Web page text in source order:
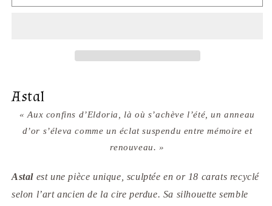
Astal
« Aux confins d’Eldoria, là où s’achève l’été, un anneau
d’or s’éleva comme un éclat suspendu entre mémoire et
renouveau. »
Astal est une pièce unique, sculptée en or 18 carats recyclé
selon l’art ancien de lacire perdue. Sa silhouette semble